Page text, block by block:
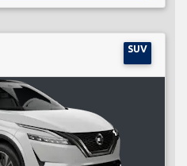
SUV